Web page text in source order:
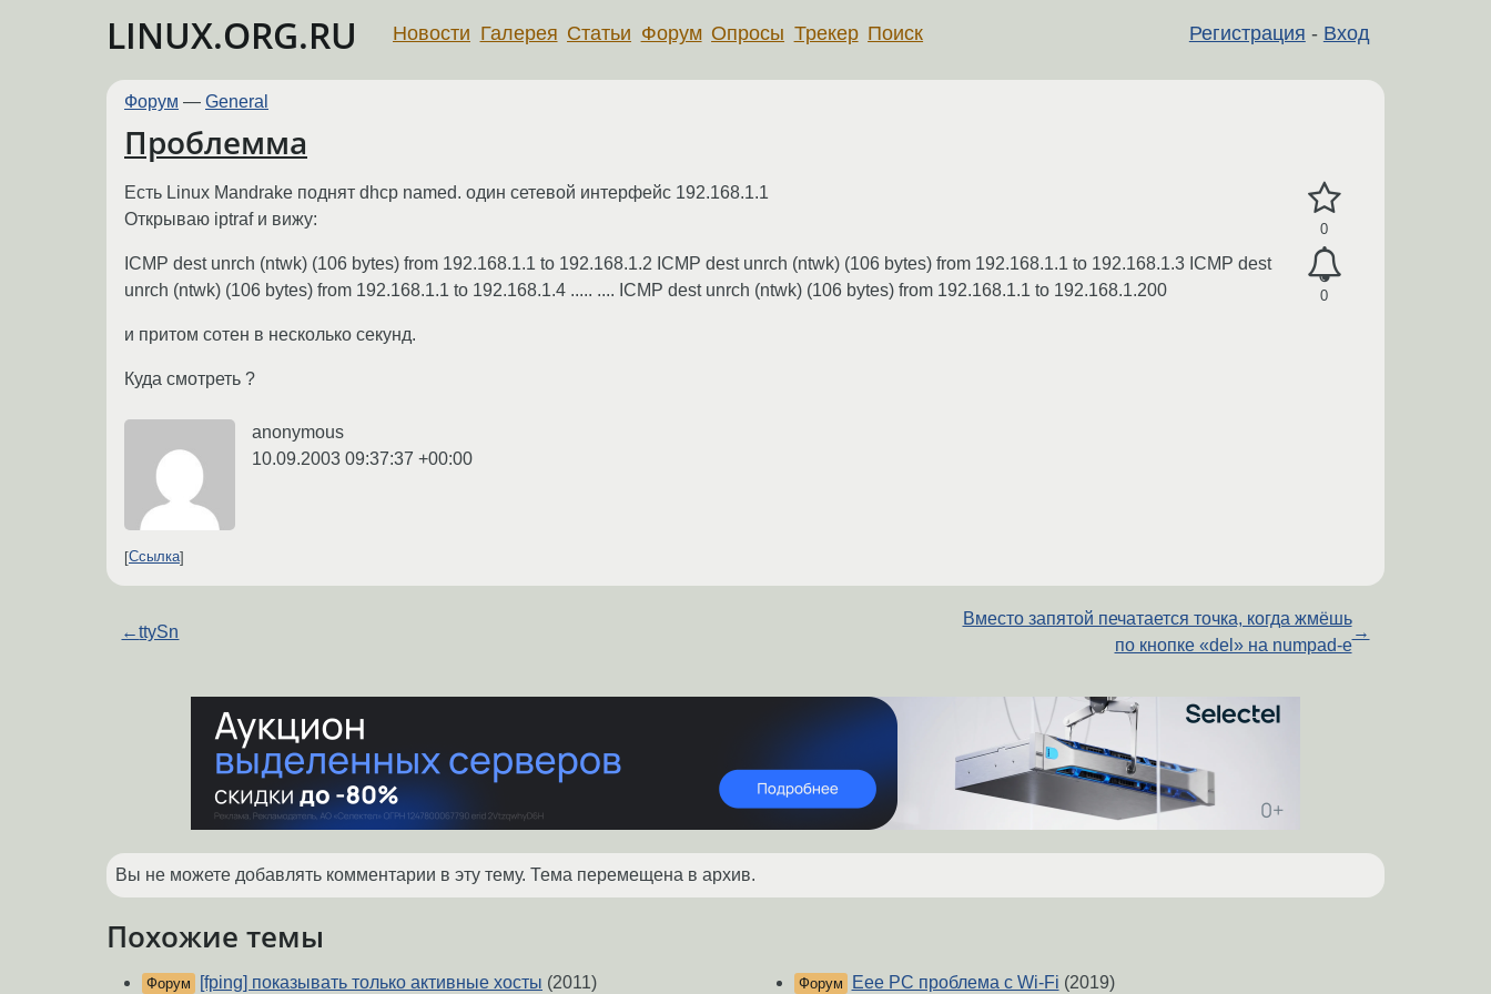
LINUX.ORG.RU Регистрация - Вход
Новости Галерея Статьи Форум Опросы Трекер Поиск
Форум — General
Проблемма
0
0
Есть Linux Mandrake поднят dhcp named. один сетевой интерфейс 192.168.1.1
Открываю iptraf и вижу:
ICMP dest unrch (ntwk) (106 bytes) from 192.168.1.1 to 192.168.1.2 ICMP dest unrch (ntwk) (106 bytes) from 192.168.1.1 to 192.168.1.3 ICMP dest
unrch (ntwk) (106 bytes) from 192.168.1.1 to 192.168.1.4 ..... .... ICMP dest unrch (ntwk) (106 bytes) from 192.168.1.1 to 192.168.1.200
и притом сотен в несколько секунд.
Куда смотреть ?
anonymous
10.09.2003 09:37:37 +00:00
Ссылка
←ttySn
Вместо запятой печатается точка, когда жмёшь
по кнопке «del» на numpad-е
→
Вы не можете добавлять комментарии в эту тему. Тема перемещена в архив.
Похожие темы
Форум [fping] показывать только активные хосты (2011) Форум Eee PC проблема с Wi-Fi (2019)